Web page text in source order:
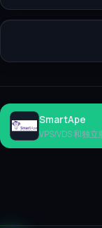
SmartApe
VPS/VDS 和独立